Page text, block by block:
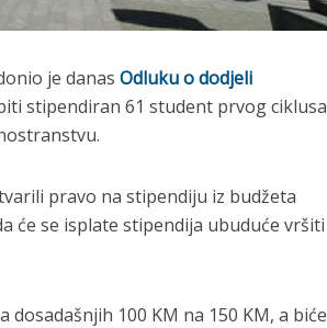
je danas Odluku o dodjeli
stipendiran 61 student prvog ciklusa
pravo na stipendiju iz budžeta
će se isplate stipendija ubuduće vršiti
100 KM na 150 KM, a biće